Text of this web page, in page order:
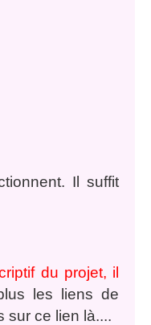
Il suffit
du projet, il
les liens de
sur ce lien là....